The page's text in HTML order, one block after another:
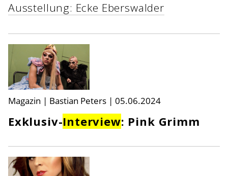
Ausstellung: Ecke Eberswalder
Magazin | Bastian Peters | 05.06.2024
Exklusiv-Interview: Pink Grimm